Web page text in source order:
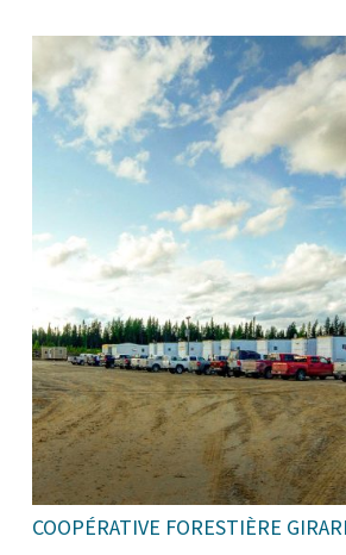
COOPÉRATIVE FORESTIÈRE